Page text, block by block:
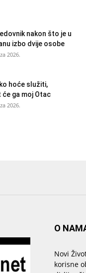
nakon što je u
izbo dvije osobe
2026.
hoće služiti,
ga moj Otac
2026.
O
Novi
korisne